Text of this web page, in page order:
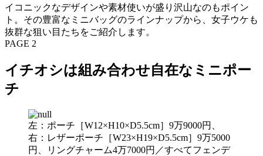
イコニックなデザインや素材使いが盛り沢山なのもポイン
ト。その豊富なミニバッグのラインナップから、女子ウケも
抜群な狙い目たちをご紹介します。
PAGE 2
イチオシは組み合わせ自在なミニポー
チ
左：ポーチ［W12×H10×D5.5cm］9万9000円、
右：レザーポーチ［W23×H19×D5.5cm］9万5000
円、リングチャーム4万7000円／すべてフェンデ